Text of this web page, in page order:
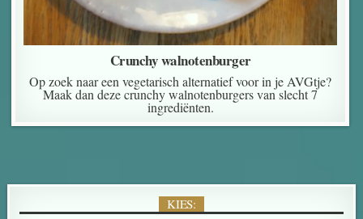
Crunchy walnotenburger
Op zoek naar een vegetarisch alternatief voor in je AVGtje?
Maak dan deze crunchy walnotenburgers van slecht 7
ingrediënten.
KIES: